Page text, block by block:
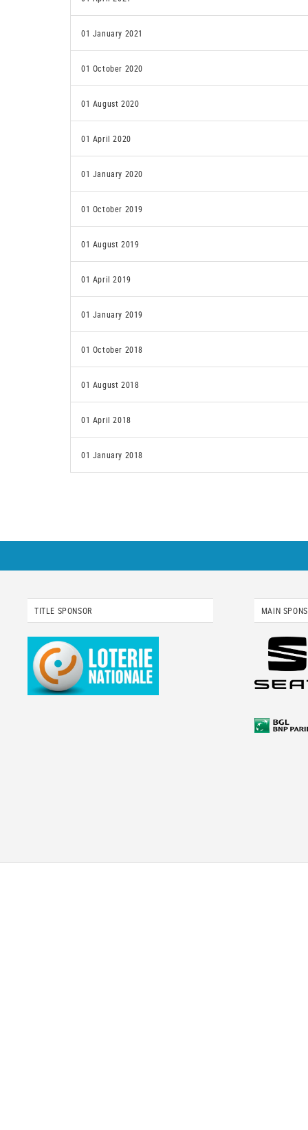
01 January 2021
01 October 2020
01 August 2020
01 April 2020
01 January 2020
01 October 2019
01 August 2019
01 April 2019
01 January 2019
01 October 2018
01 August 2018
01 April 2018
01 January 2018
TITLE SPONSOR MAIN